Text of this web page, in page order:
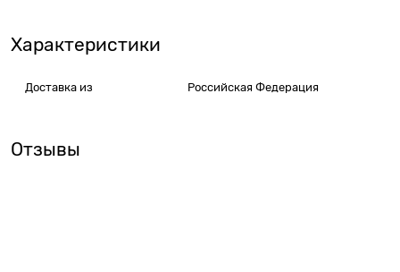
Характеристики
Доставка из Российская Федерация
Отзывы